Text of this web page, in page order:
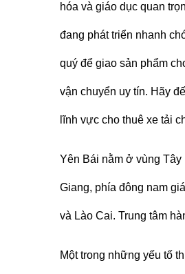
hóa và giáo dục quan
đang phát triển nhanh
quý để giao sản phẩm
vận chuyển uy tín. Hãy
lĩnh vực cho thuê xe tải
Yên Bái nằm ở vùng
Giang, phía đông nam
và Lào Cai. Trung tâm
Một trong những yếu tố